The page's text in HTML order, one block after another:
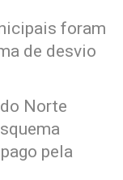
foram
de desvio
Norte
pela